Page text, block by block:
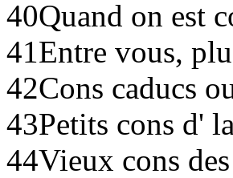
40Quand on est
41Entre vous,
42Cons caducs
43Petits cons d'
44Vieux cons